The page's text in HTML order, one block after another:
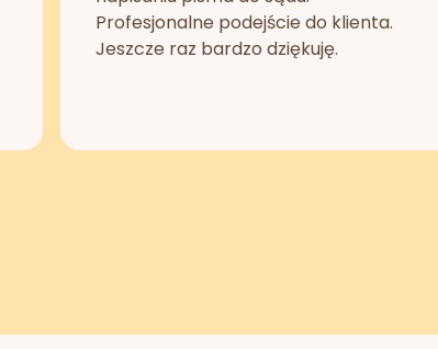
Profesjonalne podejście do klienta.
Jeszcze raz bardzo dziękuję.